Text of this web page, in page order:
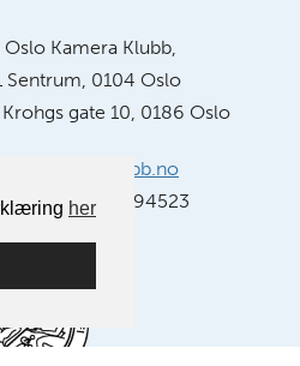
her
Oslo Kamera Klubb,
Sentrum, 0104 Oslo
gate 10, 0186 Oslo
991594523